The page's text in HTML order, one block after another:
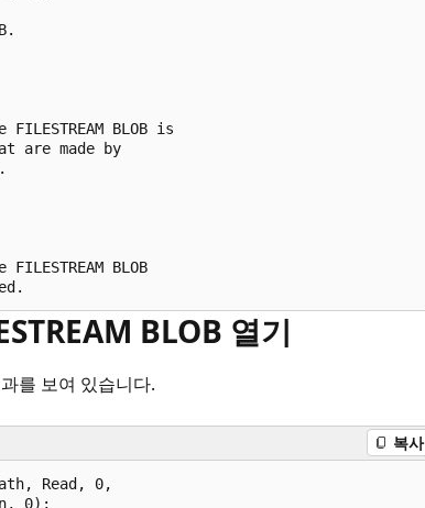
BLOB is
are made by
BLOB
BLOB 열기
를 보여 있습니다.
복사
Read, 0,
0);